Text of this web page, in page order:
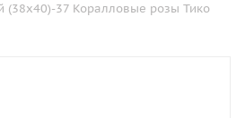
(38х40)-37 Коралловые розы Тико